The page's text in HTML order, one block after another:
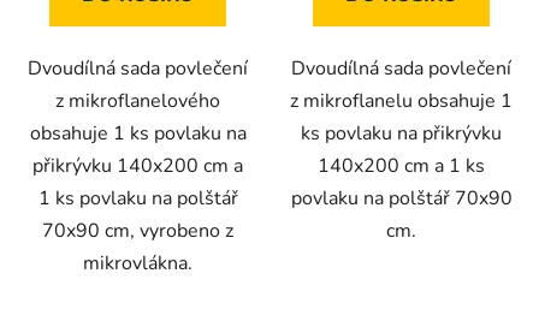
Dvoudílná sada povlečení
z mikroflanelového
obsahuje 1 ks povlaku na
přikrývku 140x200 cm a
1 ks povlaku na polštář
70x90 cm, vyrobeno z
mikrovlákna.
Dvoudílná sada povlečení
z mikroflanelu obsahuje 1
ks povlaku na přikrývku
140x200 cm a 1 ks
povlaku na polštář 70x90
cm.